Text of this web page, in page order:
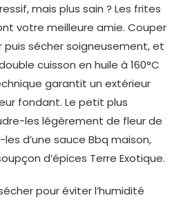
mais plus sain ? Les frites
votre meilleure amie. Couper
sécher soigneusement, et
cuisson en huile à 160°C
garantit un extérieur
fondant. Le petit plus
les légèrement de fleur de
d’une sauce Bbq maison,
d’épices Terre Exotique.
pour éviter l’humidité